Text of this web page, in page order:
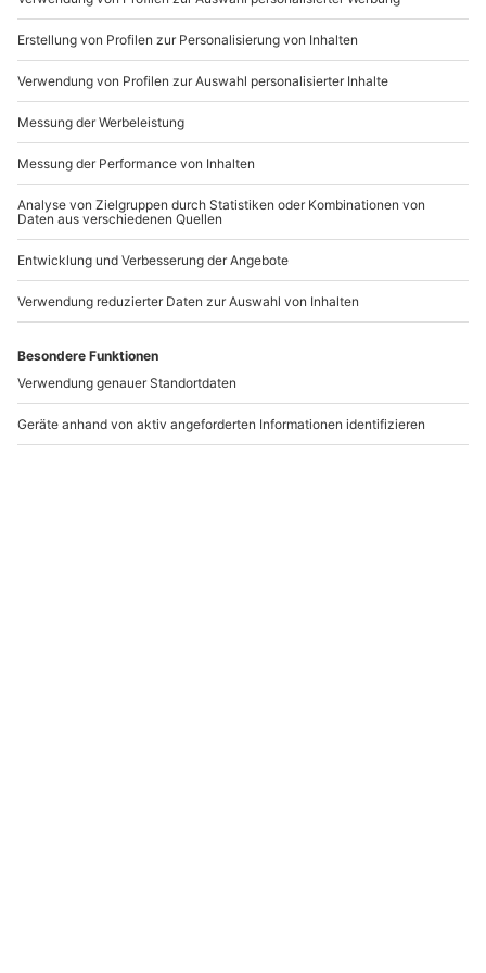
b2b@mydays.de
www.b2b.mydays.de/
Artikelnummer:15596
Andere Produkte entdecken
Virtuelle Stadtführung
Timeride Frankfurt